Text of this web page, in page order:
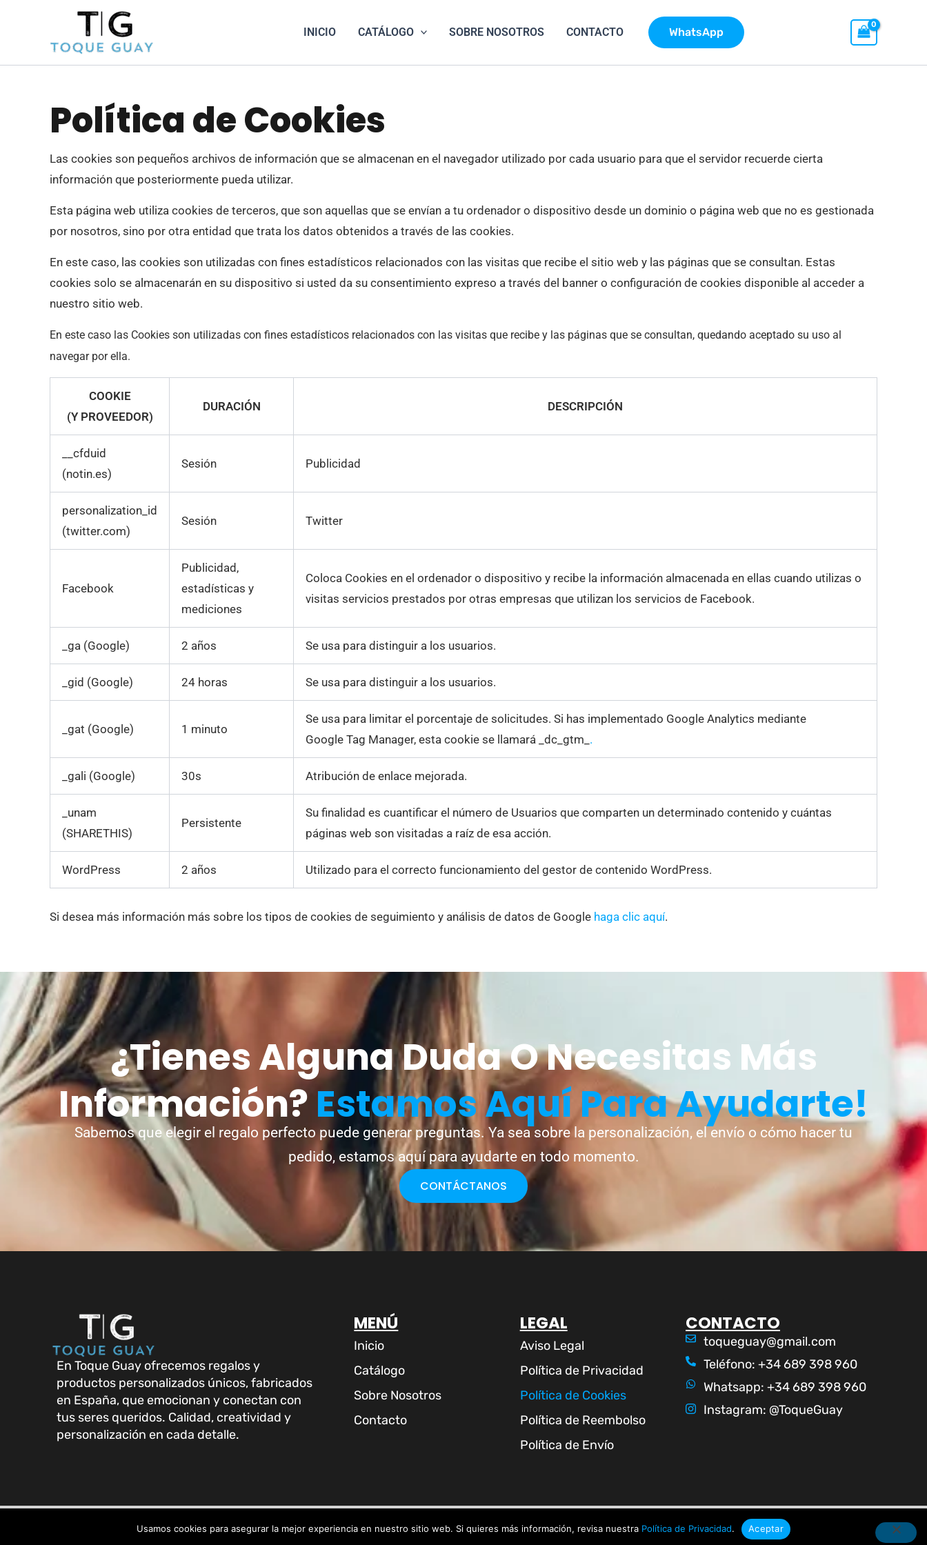
INICIO CATÁLOGO SOBRE NOSOTROS CONTACTO WhatsApp
Política de Cookies
Las cookies son pequeños archivos de información que se almacenan en el navegador utilizado por cada usuario para que el servidor recuerde cierta
información que posteriormente pueda utilizar.
Esta página web utiliza cookies de terceros, que son aquellas que se envían a tu ordenador o dispositivo desde un dominio o página web que no es gestionada
por nosotros, sino por otra entidad que trata los datos obtenidos a través de las cookies.
En este caso, las cookies son utilizadas con fines estadísticos relacionados con las visitas que recibe el sitio web y las páginas que se consultan. Estas
cookies solo se almacenarán en su dispositivo si usted da su consentimiento expreso a través del banner o configuración de cookies disponible al acceder a
nuestro sitio web.
En este caso las Cookies son utilizadas con fines estadísticos relacionados con las visitas que recibe y las páginas que se consultan, quedando aceptado su uso al
navegar por ella.
COOKIE
(Y PROVEEDOR)
DURACIÓN DESCRIPCIÓN
__cfduid
(notin.es)
Sesión Publicidad
personalization_id
(twitter.com)
Sesión Twitter
Facebook
Publicidad,
estadísticas y
mediciones
Coloca Cookies en el ordenador o dispositivo y recibe la información almacenada en ellas cuando utilizas o
visitas servicios prestados por otras empresas que utilizan los servicios de Facebook.
_ga (Google) 2 años Se usa para distinguir a los usuarios.
_gid (Google) 24 horas Se usa para distinguir a los usuarios.
_gat (Google) 1 minuto
Se usa para limitar el porcentaje de solicitudes. Si has implementado Google Analytics mediante
Google Tag Manager, esta cookie se llamará _dc_gtm_ .
_gali (Google) 30s Atribución de enlace mejorada.
_unam
(SHARETHIS)
Persistente
Su finalidad es cuantificar el número de Usuarios que comparten un determinado contenido y cuántas
páginas web son visitadas a raíz de esa acción.
WordPress 2 años Utilizado para el correcto funcionamiento del gestor de contenido WordPress.
Si desea más información más sobre los tipos de cookies de seguimiento y análisis de datos de Google haga clic aquí.
¿Tienes Alguna Duda O Necesitas Más
Información? Estamos Aquí Para Ayudarte!
Sabemos que elegir el regalo perfecto puede generar preguntas. Ya sea sobre la personalización, el envío o cómo hacer tu
pedido, estamos aquí para ayudarte en todo momento.
CONTÁCTANOS
En Toque Guay ofrecemos regalos y
productos personalizados únicos, fabricados
en España, que emocionan y conectan con
tus seres queridos. Calidad, creatividad y
personalización en cada detalle.
MENÚ
Inicio
Catálogo
Sobre Nosotros
Contacto
LEGAL
Aviso Legal
Política de Privacidad
Política de Cookies
Política de Reembolso
Política de Envío
CONTACTO
toqueguay@gmail.com
Teléfono: +34 689 398 960
Whatsapp: +34 689 398 960
Instagram: @ToqueGuay
Copyright © Toque Guay SL
Usamos cookies para asegurar la mejor experiencia en nuestro sitio web. Si quieres más información, revisa nuestra Política de Privacidad. Aceptar